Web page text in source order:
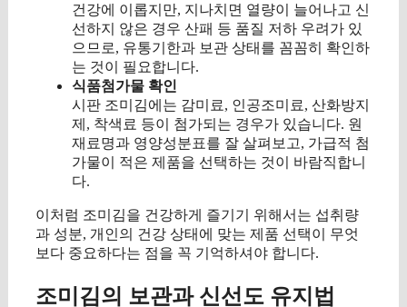
건강에 이롭지만, 지나치면 열량이 늘어나고 신
선하지 않은 경우 산패 등 품질 저하 우려가 있
으므로, 유통기한과 보관 상태를 꼼꼼히 확인하
는 것이 필요합니다.
식품첨가물 확인
시판 조미김에는 감미료, 인공조미료, 산화방지
제, 착색료 등이 첨가되는 경우가 있습니다. 원
재료명과 영양성분표를 잘 살펴보고, 가급적 첨
가물이 적은 제품을 선택하는 것이 바람직합니
다.
이처럼 조미김을 건강하게 즐기기 위해서는 섭취량
과 성분, 개인의 건강 상태에 맞는 제품 선택이 무엇
보다 중요하다는 점을 꼭 기억하셔야 합니다.
조미김의 보관과 신선도 유지법